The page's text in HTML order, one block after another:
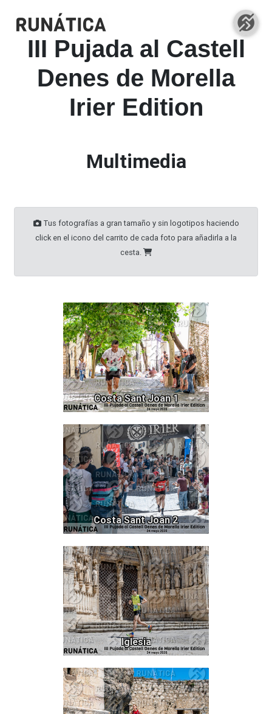
III Pujada al Castell
Denes de Morella
Irier Edition
Multimedia
Tus fotografías a gran tamaño y sin logotipos haciendo
click en el icono del carrito de cada foto para añadirla a la
cesta.
Costa Sant Joan 1
186
Costa Sant Joan 2
158
Iglesia
163
664